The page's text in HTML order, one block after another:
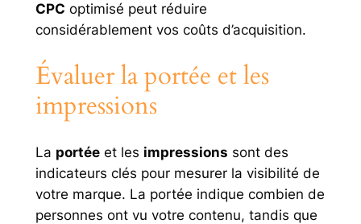
CPC optimisé peut réduire
considérablement vos coûts d’acquisition.
Évaluer la portée et les
impressions
La portéeet les impressions sont des
indicateurs clés pour mesurer la visibilité de
votre marque. La portée indique combien de
personnes ont vu votre contenu, tandis que